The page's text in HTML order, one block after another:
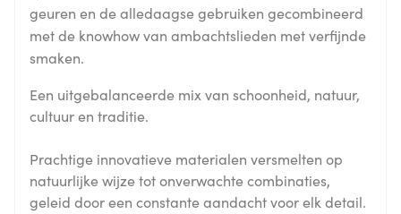
geuren en de alledaagse gebruiken gecombineerd
met de knowhow van ambachtslieden met verfijnde
smaken.
Een uitgebalanceerde mix van schoonheid, natuur,
cultuur en traditie.
Prachtige innovatieve materialen versmelten op
natuurlijke wijze tot onverwachte combinaties,
geleid door een constante aandacht voor elk detail.